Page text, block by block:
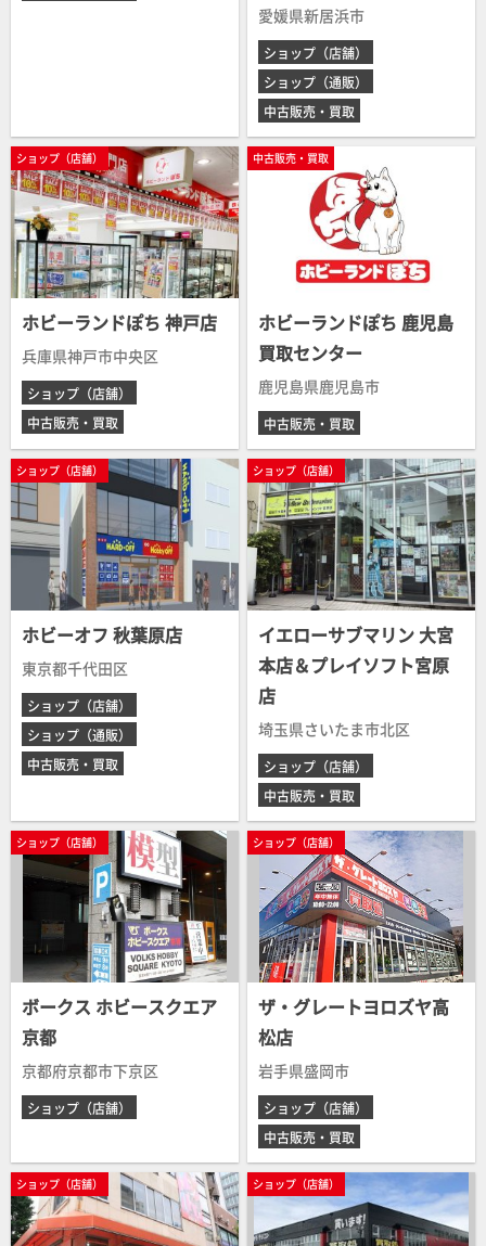
愛媛県新居浜市
ショップ（店舗）
ショップ（通販）
中古販売・買取
ショップ（店舗）
ホビーランドぽち 神戸店
兵庫県神戸市中央区
ショップ（店舗）
中古販売・買取
中古販売・買取
ホビーランドぽち 鹿児島
買取センター
鹿児島県鹿児島市
中古販売・買取
ショップ（店舗）
ホビーオフ 秋葉原店
東京都千代田区
ショップ（店舗）
ショップ（通販）
中古販売・買取
ショップ（店舗）
イエローサブマリン 大宮
本店＆プレイソフト宮原
店
埼玉県さいたま市北区
ショップ（店舗）
中古販売・買取
ショップ（店舗）
ボークス ホビースクエア
京都
京都府京都市下京区
ショップ（店舗）
ショップ（店舗）
ザ・グレートヨロズヤ高
松店
岩手県盛岡市
ショップ（店舗）
中古販売・買取
ショップ（店舗） ショップ（店舗）